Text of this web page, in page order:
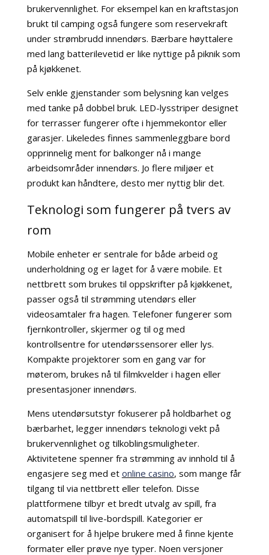
brukervennlighet. For eksempel kan en kraftstasjon
brukt til camping også fungere som reservekraft
under strømbrudd innendørs. Bærbare høyttalere
med lang batterilevetid er like nyttige på piknik som
på kjøkkenet.
Selv enkle gjenstander som belysning kan velges
med tanke på dobbel bruk. LED-lysstriper designet
for terrasser fungerer ofte i hjemmekontor eller
garasjer. Likeledes finnes sammenleggbare bord
opprinnelig ment for balkonger nå i mange
arbeidsområder innendørs. Jo flere miljøer et
produkt kan håndtere, desto mer nyttig blir det.
Teknologi som fungerer på tvers av
rom
Mobile enheter er sentrale for både arbeid og
underholdning og er laget for å være mobile. Et
nettbrett som brukes til oppskrifter på kjøkkenet,
passer også til strømming utendørs eller
videosamtaler fra hagen. Telefoner fungerer som
fjernkontroller, skjermer og til og med
kontrollsentre for utendørssensorer eller lys.
Kompakte projektorer som en gang var for
møterom, brukes nå til filmkvelder i hagen eller
presentasjoner innendørs.
Mens utendørsutstyr fokuserer på holdbarhet og
bærbarhet, legger innendørs teknologi vekt på
brukervennlighet og tilkoblingsmuligheter.
Aktivitetene spenner fra strømming av innhold til å
engasjere seg med et online casino, som mange får
tilgang til via nettbrett eller telefon. Disse
plattformene tilbyr et bredt utvalg av spill, fra
automatspill til live-bordspill. Kategorier er
organisert for å hjelpe brukere med å finne kjente
formater eller prøve nye typer. Noen versjoner